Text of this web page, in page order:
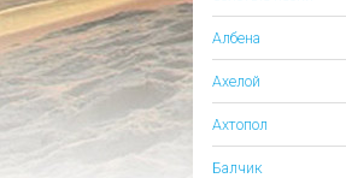
Албена
Ахелой
Ахтопол
Балчик